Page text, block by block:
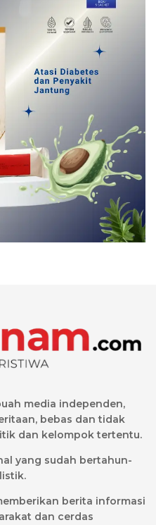
media independen,
bebas dan tidak
dan kelompok tertentu.
yang sudah bertahun-
berita informasi
dan cerdas